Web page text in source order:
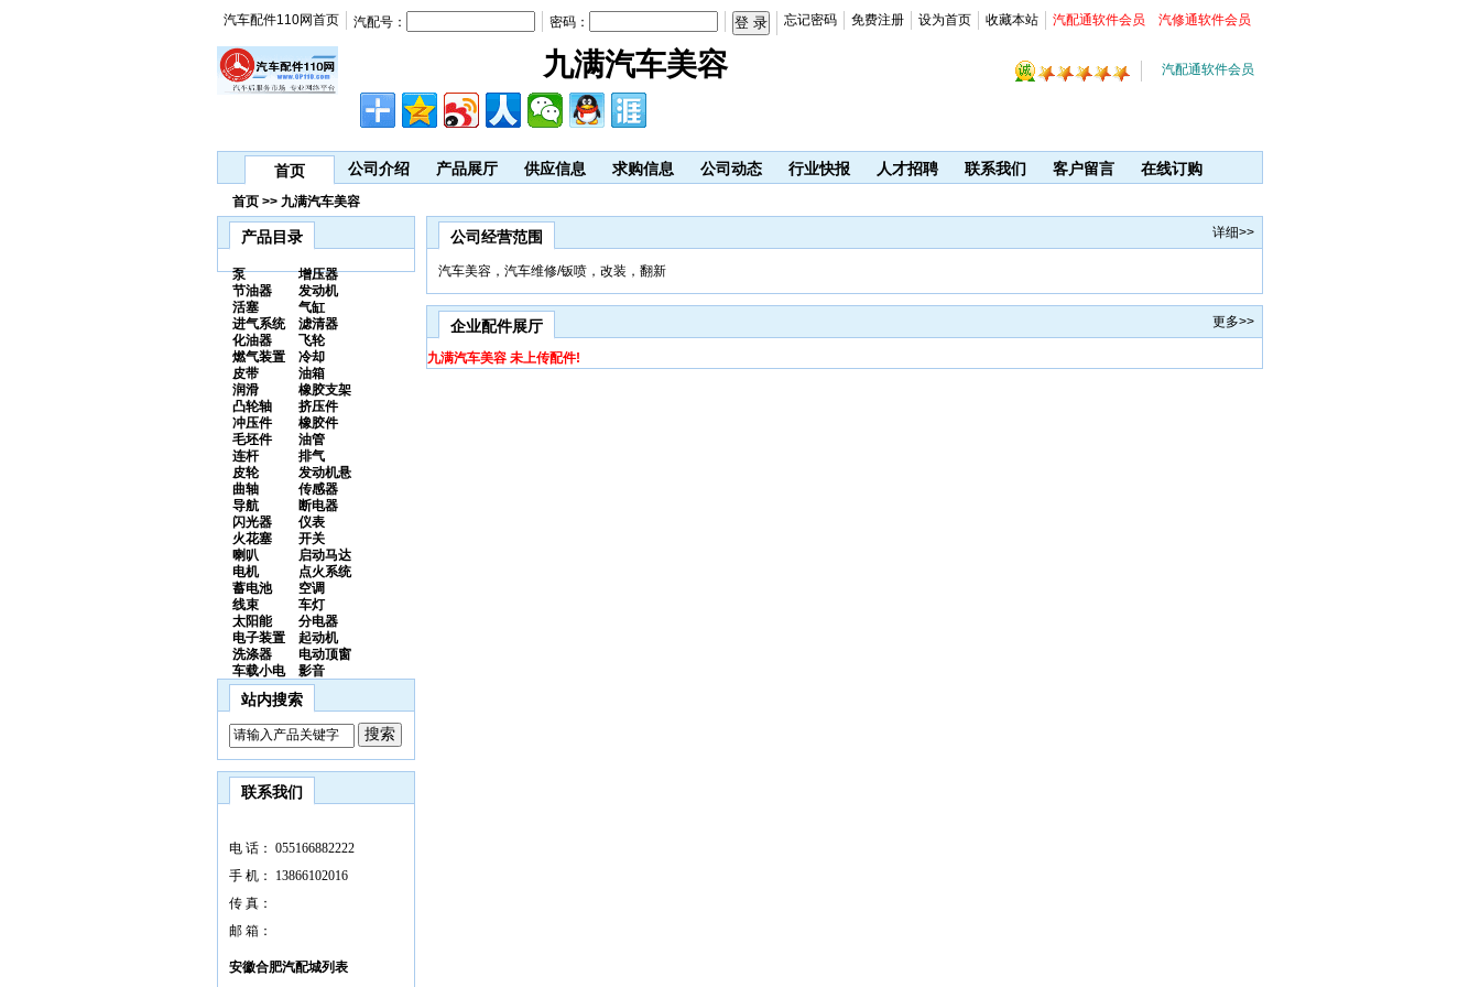
九满汽车美容 汽配通软件会员
汽车配件110网首页 汽配号： 密码： 忘记密码 免费注册 设为首页 收藏本站 汽配通软件会员 汽修通软件会员
首页 公司介绍 产品展厅 供应信息 求购信息 公司动态 行业快报 人才招聘 联系我们 客户留言 在线订购
首页 >> 九满汽车美容
产品目录
泵
增压器
节油器
发动机
活塞
气缸
进气系统
滤清器
化油器
飞轮
燃气装置
冷却
皮带
油箱
润滑
橡胶支架
凸轮轴
挤压件
冲压件
橡胶件
毛坯件
油管
连杆
排气
皮轮
发动机悬
曲轴
传感器
导航
断电器
闪光器
仪表
火花塞
开关
喇叭
启动马达
电机
点火系统
蓄电池
空调
线束
车灯
太阳能
分电器
电子装置
起动机
洗涤器
电动顶窗
车载小电
影音
站内搜索
联系我们
电 话： 055166882222
手 机：
13866102016
传 真：
邮 箱：
安徽合肥汽配城列表
公司经营范围 详细>>
汽车美容，汽车维修/钣喷，改装，翻新
企业配件展厅 更多>>
九满汽车美容 未上传配件!